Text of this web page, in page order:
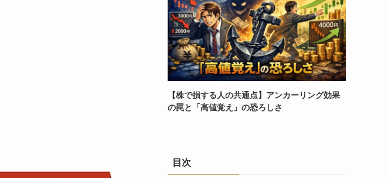
【株で損する人の共通点】アンカーリング効果
の罠と「高値覚え」の恐ろしさ
目次